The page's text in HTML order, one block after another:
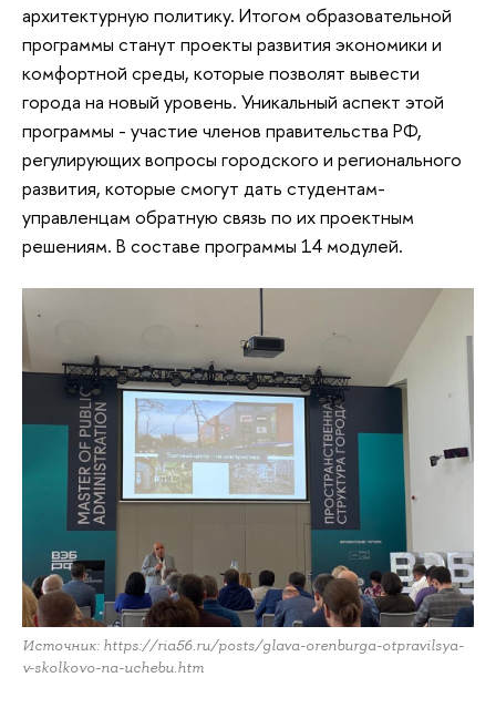
архитектурную политику. Итогом образовательной
программы станут проекты развития экономики и
комфортной среды, которые позволят вывести
города на новый уровень. Уникальный аспект этой
программы - участие членов правительства РФ,
регулирующих вопросы городского и регионального
развития, которые смогут дать студентам-
управленцам обратную связь по их проектным
решениям. В составе программы 14 модулей.
Источник: https://ria56.ru/posts/glava-orenburga-otpravilsya-
v-skolkovo-na-uchebu.htm